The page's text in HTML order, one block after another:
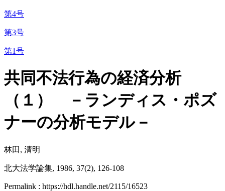
第4号
第3号
第1号
共同不法行為の経済分析
（１） －ランディス・ポズ
ナーの分析モデル－
林田, 清明
北大法学論集, 1986, 37(2), 126-108
Permalink : https://hdl.handle.net/2115/16523